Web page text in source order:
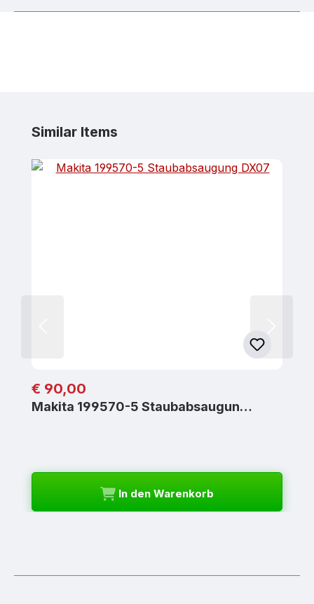
Produktgalerie überspringen
Similar Items
Regulärer Preis:
€ 90,00
Makita 199570-5 Staubabsaugun…
In den Warenkorb